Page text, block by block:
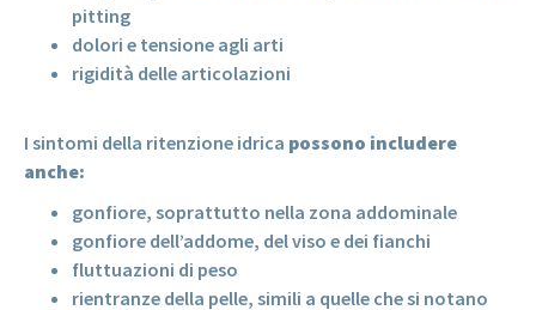
pitting
dolori e tensione agli arti
rigidità delle articolazioni
I sintomi della ritenzione idrica possono includere
anche:
gonfiore, soprattutto nella zona addominale
gonfiore dell’addome, del viso e dei fianchi
fluttuazioni di peso
rientranze della pelle, simili a quelle che si notano